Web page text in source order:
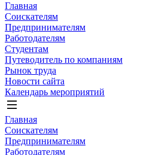
Главная
Соискателям
Предпринимателям
Работодателям
Студентам
Путеводитель по компаниям
Рынок труда
Новости сайта
Календарь мероприятий
Главная
Соискателям
Предпринимателям
Работодателям